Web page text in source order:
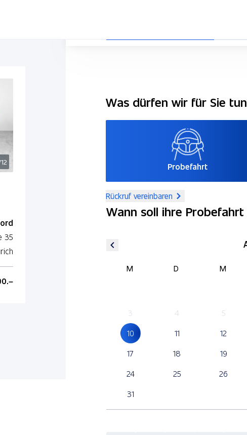
35
Was dürfen wir für Sie
Probefahrt
Rückruf vereinbaren
Wann soll ihre
M D M
3
4 5
10
11 12
17
18 19
24
25 26
31